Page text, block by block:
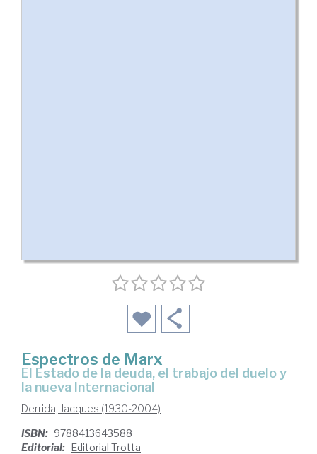
Espectros de Marx
El Estado de la deuda, el trabajo del duelo y
la nueva Internacional
Derrida, Jacques (1930-2004)
ISBN: 9788413643588
Editorial: Editorial Trotta